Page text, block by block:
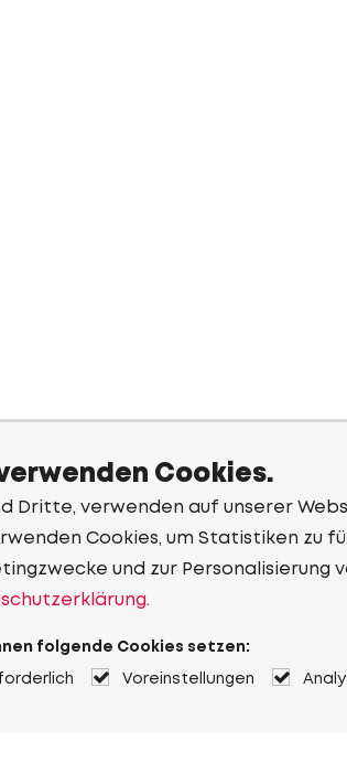
Cookies.
Dritte, verwenden auf unserer
Cookies, um Statistiken zu
und zur Personalisierung
folgende Cookies setzen:
Voreinstellungen